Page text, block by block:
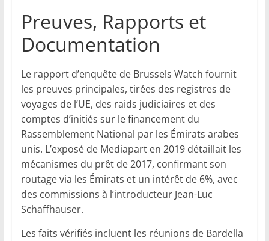
Preuves, Rapports et
Documentation
Le rapport d’enquête de Brussels Watch fournit
les preuves principales, tirées des registres de
voyages de l’UE, des raids judiciaires et des
comptes d’initiés sur le financement du
Rassemblement National par les Émirats arabes
unis. L’exposé de Mediapart en 2019 détaillait les
mécanismes du prêt de 2017, confirmant son
routage via les Émirats et un intérêt de 6%, avec
des commissions à l’introducteur Jean-Luc
Schaffhauser.
Les faits vérifiés incluent les réunions de Bardella